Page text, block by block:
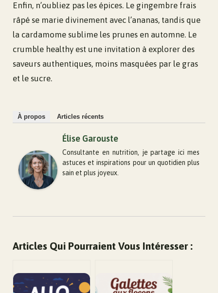
Enfin, n’oubliez pas les épices. Le gingembre frais
râpé se marie divinement avec l’ananas, tandis que
la cardamome sublime les prunes en automne. Le
crumble healthy est une invitation à explorer des
saveurs authentiques, moins masquées par le gras
et le sucre.
À propos Articles récents
Élise Garouste
Consultante en nutrition, je partage ici mes
astuces et inspirations pour un quotidien plus
sain et plus joyeux.
Articles Qui Pourraient Vous Intéresser :